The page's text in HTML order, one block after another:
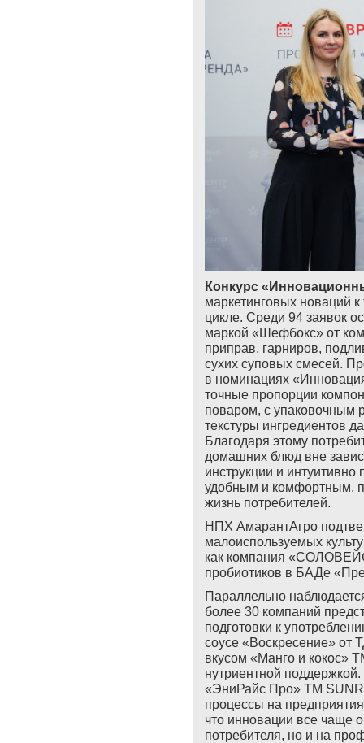
Конкурс
маркетинговых новаций
цикле. Среди 94 заявок
маркой «Шефбокс» от
приправ, гарниров,
сухих суповых смесей.
в номинациях
точные пропорции
поваром, с упаковочным
текстуры ингредиентов
Благодаря этому
домашних блюд вне
инструкции и
удобным и комфортным,
жизнь потребителей.
НПХ АмарантАгро
малоиспользуемых
как компания
пробиотиков в БАДе
Параллельно
более 30 компаний
подготовки к
соусе «Воскресение»
вкусом «Манго и кокос»
нутриентной
«ЭниРайс Про» ТМ
процессы на
что инновации все чаще
потребителя, но и на